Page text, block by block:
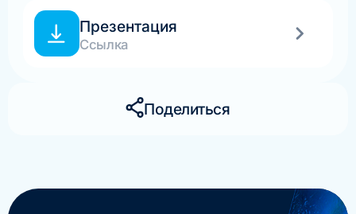
Презентация
Ссылка
Поделиться